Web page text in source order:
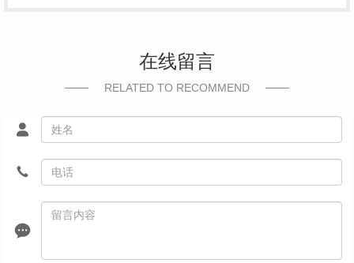
在线留言
RELATED TO RECOMMEND